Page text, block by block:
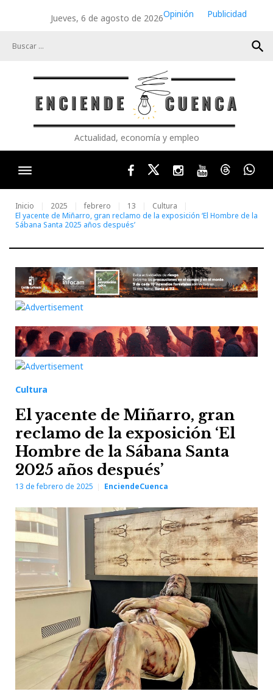
Jueves, 6 de agosto de 2026Opinión
Publicidad
search
Actualidad, economía y empleo
FacebookTwitterInstagram
YoutubeThreads
Inicio 2025 febrero 13
Cultura
El yacente de Miñarro, gran reclamo de la exposición ‘El Hombre de la
Sábana Santa 2025 años después’
Cultura
El yacente de Miñarro, gran
reclamo de la exposición ‘El
Hombre de la Sábana Santa
2025 años después’
13 de febrero de 2025 EnciendeCuenca